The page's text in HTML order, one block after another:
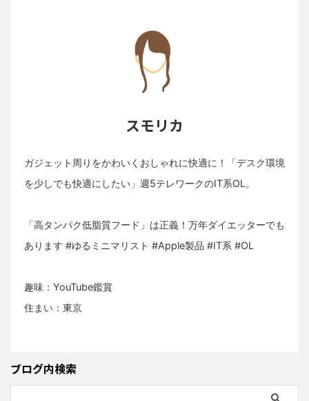
スモリカ
ガジェット周りをかわいくおしゃれに快適に！「デスク環境
を少しでも快適にしたい」週5テレワークのIT系OL。
「高タンパク低脂質フード」は正義！万年ダイエッターでも
あります #ゆるミニマリスト #Apple製品 #IT系 #OL
趣味：YouTube鑑賞
住まい：東京
ブログ内検索